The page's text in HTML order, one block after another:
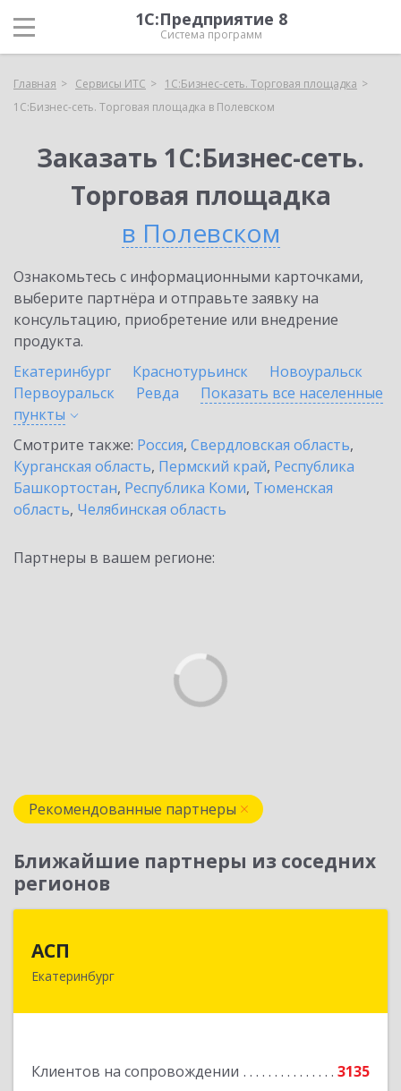
1С:Предприятие 8
Система программ
Главная Сервисы ИТС
1С:Бизнес-сеть. Торговая площадка
1С:Бизнес-сеть. Торговая площадка в Полевском
Заказать 1С:Бизнес-сеть.
Торговая площадка
в Полевском
Ознакомьтесь с информационными карточками,
выберите партнёра и отправьте заявку на
консультацию, приобретение или внедрение
продукта.
Екатеринбург
Краснотурьинск
Новоуральск
Первоуральск
Ревда
Показать все населенные
пункты
Смотрите также: Россия, Свердловская область,
Курганская область, Пермский край, Республика
Башкортостан, Республика Коми, Тюменская
область, Челябинская область
Партнеры в вашем регионе:
Рекомендованные партнеры
Ближайшие партнеры из соседних
регионов
АСП
Екатеринбург
Клиентов на сопровождении
3135
620075, Свердловская обл, Екатеринбург г,